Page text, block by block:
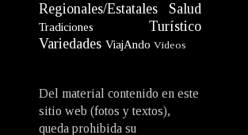
Regionales/Estatales
Salud
Tradiciones
Turístico
Variedades ViajAndo Videos
Del material contenido en este
sitio web (fotos y textos),
queda prohibida su